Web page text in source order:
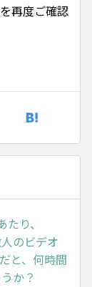
再度ご確認
り、
のビデオ
と、何時間
か？